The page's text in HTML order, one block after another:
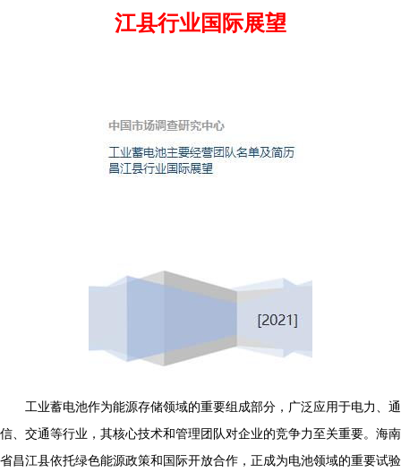
江县行业国际展望
工业蓄电池作为能源存储领域的重要组成部分，广泛应用于电力、通
信、交通等行业，其核心技术和管理团队对企业的竞争力至关重要。海南
省昌江县依托绿色能源政策和国际开放合作，正成为电池领域的重要试验